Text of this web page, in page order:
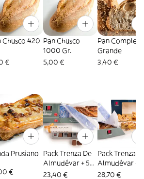
Chusco 420
€
Pan Chusco
1000 Gr.
5,00 €
Pan Completo
Grande
3,40 €
Prusiano
€
Pack Trenza De
Almudévar + 5
Besos De Aragón
23,40 €
Pack Trenza
Almudévar +
Trenzada
28,70 €